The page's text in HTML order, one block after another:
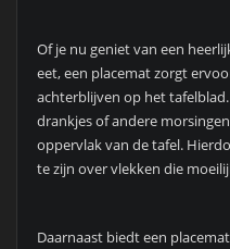
Of je nu geniet van een
eet, een placemat zorgt
achterblijven op het
drankjes of andere
oppervlak van de tafel.
te zijn over vlekken die
Daarnaast biedt een